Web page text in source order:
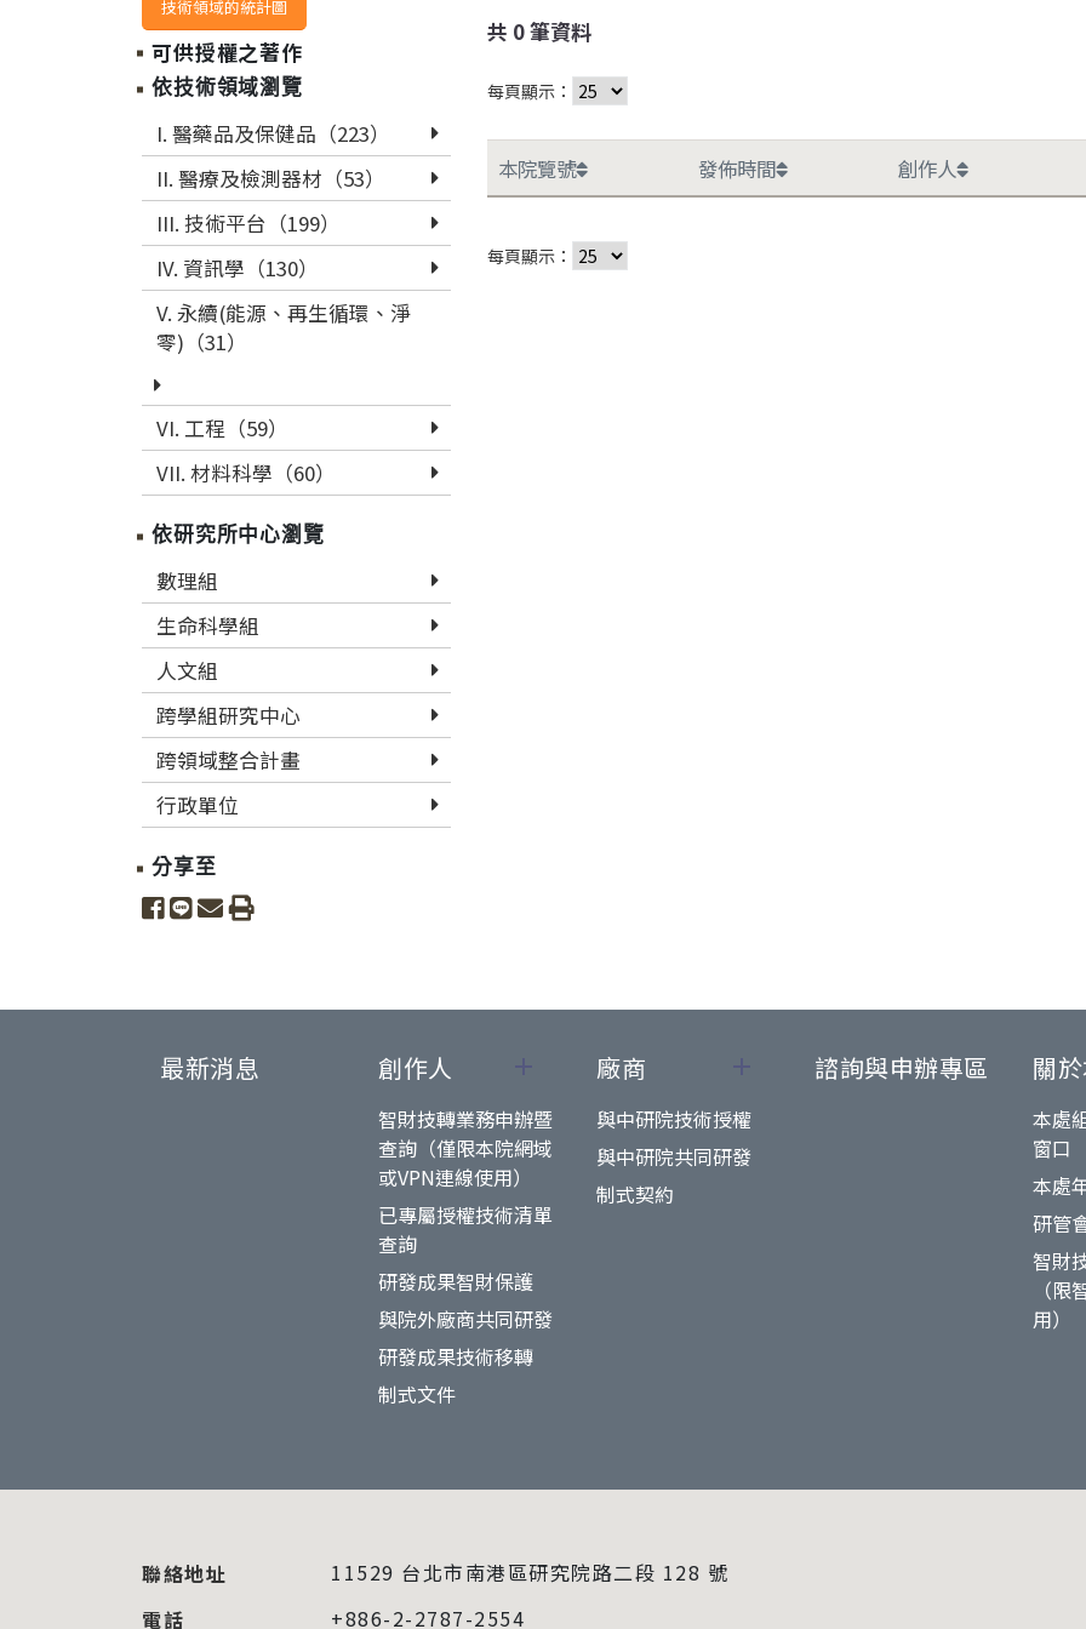
技術領域的統計圖
可供授權之著作
依技術領域瀏覽
I. 醫藥品及保健品（223）
II. 醫療及檢測器材（53）
III. 技術平台（199）
IV. 資訊學（130）
V. 永續(能源、再生循環、淨
零)（31）
VI. 工程（59）
VII. 材料科學（60）
依研究所中心瀏覽
數理組
生命科學組
人文組
跨學組研究中心
跨領域整合計畫
行政單位
分享至
share to facebook
share to line
share to email
print
共 0筆資料
每頁顯示：
本院覽號 發佈時間 創作人
每頁顯示：
最新消息 創作人
智財技轉業務申辦暨
查詢（僅限本院網域
或VPN連線使用）
已專屬授權技術清單
查詢
研發成果智財保護
與院外廠商共同研發
研發成果技術移轉
制式文件
廠商
與中研院技術授權
與中研院共同研發
制式契約
諮詢與申辦專區 關
本處
窗口
本處
研管
智財
（
用）
聯絡地址
11529 台北市南港區研究院路二段 128 號
電話
+886-2-2787-2554